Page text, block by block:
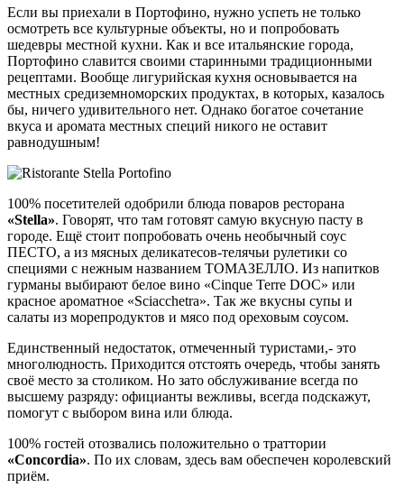
Если вы приехали в Портофино, нужно успеть не только
осмотреть все культурные объекты, но и попробовать
шедевры местной кухни. Как и все итальянские города,
Портофино славится своими старинными традиционными
рецептами. Вообще лигурийская кухня основывается на
местных средиземноморских продуктах, в которых, казалось
бы, ничего удивительного нет. Однако богатое сочетание
вкуса и аромата местных специй никого не оставит
равнодушным!
100% посетителей одобрили блюда поваров ресторана
«Stella». Говорят, что там готовят самую вкусную пасту в
городе. Ещё стоит попробовать очень необычный соус
ПЕСТО, а из мясных деликатесов-телячьи рулетики со
специями с нежным названием ТОМАЗЕЛЛО. Из напитков
гурманы выбирают белое вино «Cinque Terre DOC» или
красное ароматное «Sciacchetra». Так же вкусны супы и
салаты из морепродуктов и мясо под ореховым соусом.
Единственный недостаток, отмеченный туристами,- это
многолюдность. Приходится отстоять очередь, чтобы занять
своё место за столиком. Но зато обслуживание всегда по
высшему разряду: официанты вежливы, всегда подскажут,
помогут с выбором вина или блюда.
100% гостей отозвались положительно о траттории
«Concordia». По их словам, здесь вам обеспечен королевский
приём.